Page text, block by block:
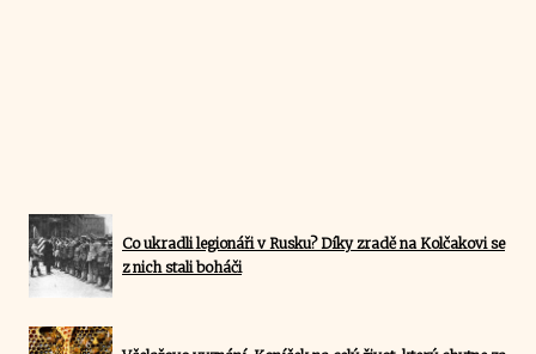
Co ukradli legionáři v Rusku? Díky zradě na Kolčakovi se
z nich stali boháči